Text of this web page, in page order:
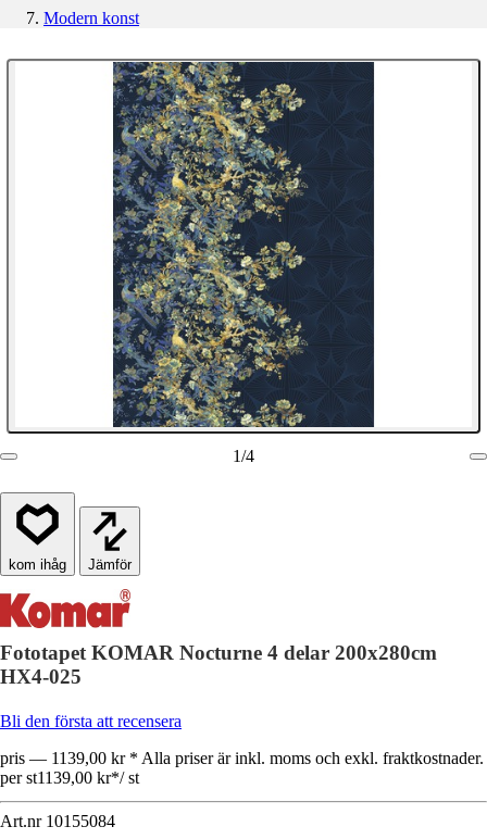
Modern konst
1/4
Jämför
Fototapet KOMAR Nocturne 4 delar 200x280cm
HX4-025
Bli den första att recensera
pris — 1139,00 kr * Alla priser är inkl. moms och exkl. fraktkostnader.
per st1139,00 kr*/ st
Art.nr 10155084